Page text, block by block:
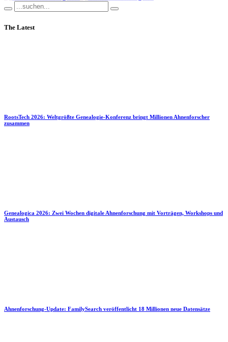
The Latest
RootsTech 2026: Weltgrößte Genealogie-Konferenz bringt Millionen Ahnenforscher
zusammen
Genealogica 2026: Zwei Wochen digitale Ahnenforschung mit Vorträgen, Workshops und
Austausch
Ahnenforschung-Update: FamilySearch veröffentlicht 18 Millionen neue Datensätze